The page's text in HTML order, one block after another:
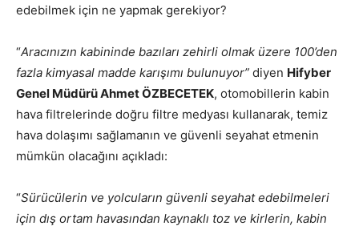
edebilmek için ne yapmak gerekiyor?
“Aracınızın kabininde bazıları zehirli olmak üzere 100’den
fazla kimyasal madde karışımı bulunuyor” diyen Hifyber
Genel Müdürü Ahmet ÖZBECETEK, otomobillerin kabin
hava filtrelerinde doğru filtre medyası kullanarak, temiz
hava dolaşımı sağlamanın ve güvenli seyahat etmenin
mümkün olacağını açıkladı:
“Sürücülerin ve yolcuların güvenli seyahat edebilmeleri
için dış ortam havasından kaynaklı toz ve kirlerin, kabin